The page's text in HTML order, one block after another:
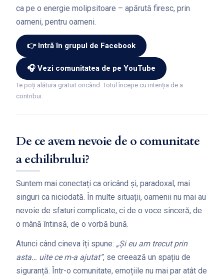
ca pe o energie molipsitoare – apărută firesc, prin
oameni, pentru oameni.
👉 Intră în grupul de Facebook
🎧 Vezi comunitatea de pe YouTube
Te poți alătura gratuit oricând. Totul începe cu intenția de a
contribui.
De ce avem nevoie de o comunitate
a echilibrului?
Suntem mai conectați ca oricând și, paradoxal, mai
singuri ca niciodată. În multe situații, oamenii nu mai au
nevoie de sfaturi complicate, ci de o voce sinceră, de
o mână întinsă, de o vorbă bună.
Atunci când cineva îți spune: „Și eu am trecut prin
asta… uite ce m-a ajutat”, se creează un spațiu de
siguranță. Într-o comunitate, emoțiile nu mai par atât de